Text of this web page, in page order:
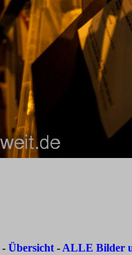
-Übersicht- ALLE Bilder